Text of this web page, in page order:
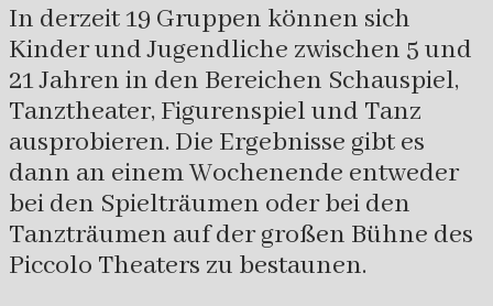
In derzeit 19 Gruppen können sich
Kinder und Jugendliche zwischen 5 und
21 Jahren in den Bereichen Schauspiel,
Tanztheater, Figurenspiel und Tanz
ausprobieren. Die Ergebnisse gibt es
dann an einem Wochenende entweder
bei den Spielträumen oder bei den
Tanzträumen auf der großen Bühne des
Piccolo Theaters zu bestaunen.